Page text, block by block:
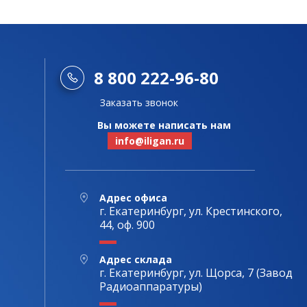
8 800 222-96-80
Заказать звонок
Вы можете написать нам
info@iligan.ru
Адрес офиса
г. Екатеринбург, ул. Крестинского,
44, оф. 900
Адрес склада
г. Екатеринбург, ул. Щорса, 7 (Завод
Радиоаппаратуры)